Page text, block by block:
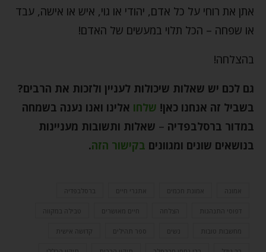
אתן את רוחי על כל אדם, יהודי או גוי, איש או אישה, עבד
או שפחה – הכל תלוי במעשים של האדם!
בהצלחה!
גם לכם יש שאלות שיכולות לעניין ולזכות את הרבים?
בשביל זה אנחנו כאן! שלחו אלינו ואנו נענה בשמחה
במדור ברסלבפדיה – שאלות ותשובות מעניינות
בנושאים שונים ומגוונים בקישור הזה.
אמונה אמונת חכמים אתגרי חיים ברסלבפדיה
דפוסי התנהגות הצלחה חיים מאושרים טבילה במקווה
מחשבות טובות נשים ספר תהילים קדושה אישית